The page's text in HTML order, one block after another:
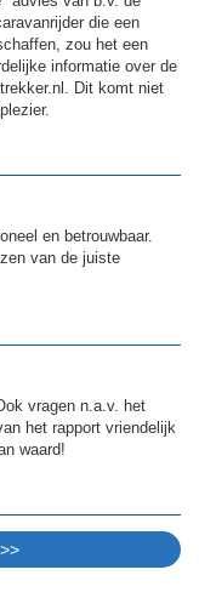
die een
zou het een
informatie over de
Dit komt niet
en betrouwbaar.
van de juiste
vragen n.a.v. het
het rapport vriendelijk
waard!